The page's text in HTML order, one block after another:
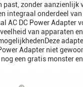
zonder aanzienlijk
integraal onderdeel
AC DC Power
van apparaten
Adapter niet
een gratis monster